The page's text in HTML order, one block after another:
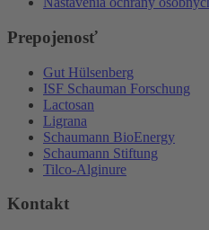
Prepojenosť
Gut Hülsenberg
ISF Schauman Forschung
Lactosan
Ligrana
Schaumann BioEnergy
Schaumann Stiftung
Tilco-Alginure
Kontakt